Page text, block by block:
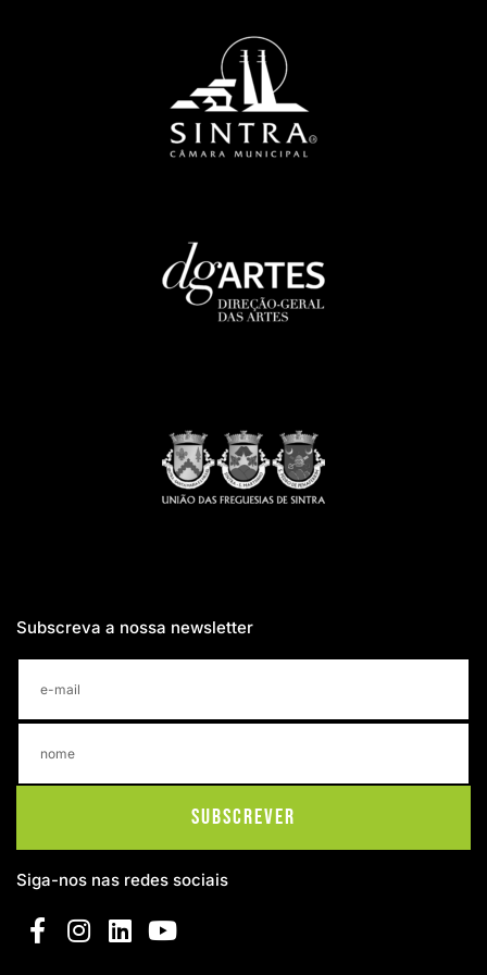
Subscreva a nossa newsletter
Subscrever
Siga-nos nas redes sociais